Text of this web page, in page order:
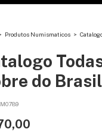
Produtos Numismaticos >
do